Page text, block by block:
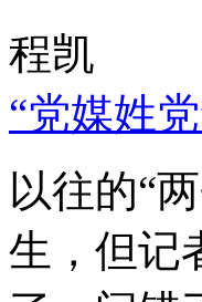
程凯
“党媒姓
以往的“
生，但记